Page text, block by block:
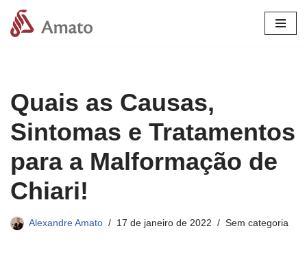
Pular
Quais as Causas,
Sintomas e Tratamentos
para a Malformação de
Chiari!
Alexandre Amato 17 de janeiro de 2022 Sem categoria